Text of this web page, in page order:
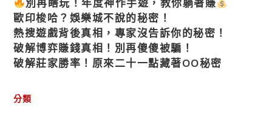
別再瞎玩！年度神作手遊，教你躺著賺
歐印梭哈？娛樂城不說的秘密！
熱搜遊戲背後真相，專家沒告訴你的秘密！
破解博弈賺錢真相！別再傻傻被騙！
破解莊家勝率！原來二十一點藏著OO秘密
分類